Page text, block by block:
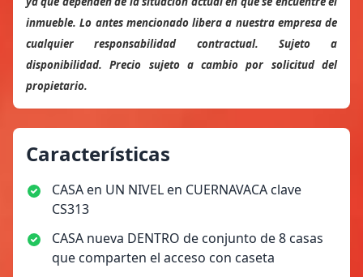
inmueble. Lo antes mencionado libera a nuestra empresa de
cualquier responsabilidad contractual. Sujeto a
disponibilidad. Precio sujeto a cambio por solicitud del
propietario.
Características
CASA en UN NIVEL en CUERNAVACA clave
CS313
CASA nueva DENTRO de conjunto de 8 casas
que comparten el acceso con caseta